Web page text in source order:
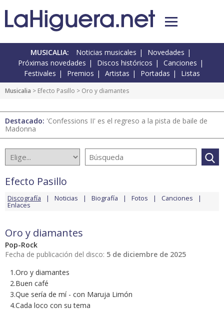
MUSICALIA: Noticias musicales
Novedades
Próximas novedades
Discos históricos
Canciones
Festivales
Premios Artistas Portadas Listas
Musicalia > Efecto Pasillo > Oro y diamantes
Destacado: 'Confessions II' es el regreso a la pista de baile de
Madonna
Efecto Pasillo
Discografía Noticias Biografía Fotos Canciones
Enlaces
Oro y diamantes
Pop-Rock
Fecha de publicación del disco: 5 de diciembre de 2025
1.Oro y diamantes
2.Buen café
3.Que sería de mí - con Maruja Limón
4.Cada loco con su tema